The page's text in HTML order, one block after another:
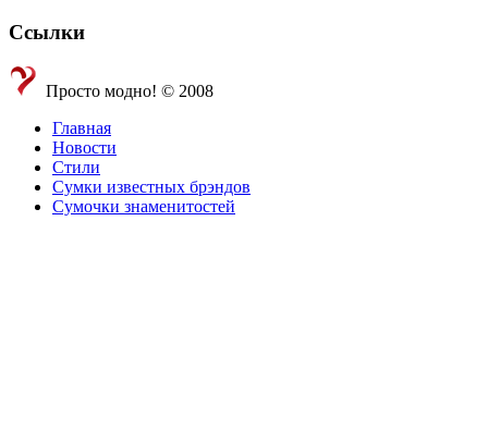
Ссылки
Просто модно! © 2008
Главная
Новости
Стили
Сумки известных брэндов
Сумочки знаменитостей